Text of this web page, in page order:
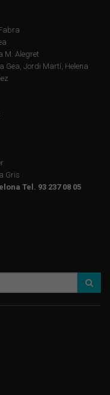
M. Alegret
Gea, Jordi Martí, Helena
Gris
Tel. 93 237 08 05